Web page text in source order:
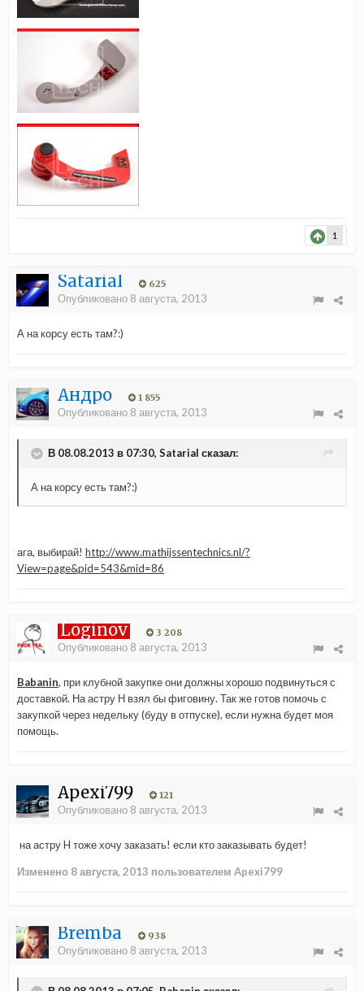
1
Satarial 625
Опубликовано 8 августа, 2013
А на корсу есть там?:)
Андро 1 855
Опубликовано 8 августа, 2013
В 08.08.2013 в 07:30, Satarial сказал:
А на корсу есть там?:)
ага, выбирай! http://www.mathijssentechnics.nl/?
View=page&pid=543&mid=86
Loginov 3 208
Опубликовано 8 августа, 2013
Babanin, при клубной закупке они должны хорошо подвинуться с
доставкой. На астру Н взял бы фиговину. Так же готов помочь с
закупкой через недельку (буду в отпуске), если нужна будет моя
помощь.
Apexi799 121
Опубликовано 8 августа, 2013
на астру H тоже хочу заказать! если кто заказывать будет!
Изменено 8 августа, 2013 пользователем Apexi799
Bremba 938
Опубликовано 8 августа, 2013